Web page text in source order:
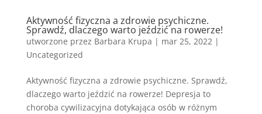
Aktywność fizyczna a zdrowie psychiczne.
Sprawdź, dlaczego warto jeździć na rowerze!
utworzone przez Barbara Krupa | mar 25, 2022|
Uncategorized
Aktywność fizyczna a zdrowie psychiczne. Sprawdź,
dlaczego warto jeździć na rowerze! Depresja to
choroba cywilizacyjna dotykająca osób w różnym